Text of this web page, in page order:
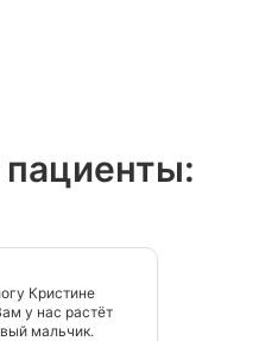
пациенты:
Кристине
у нас растёт
мальчик.